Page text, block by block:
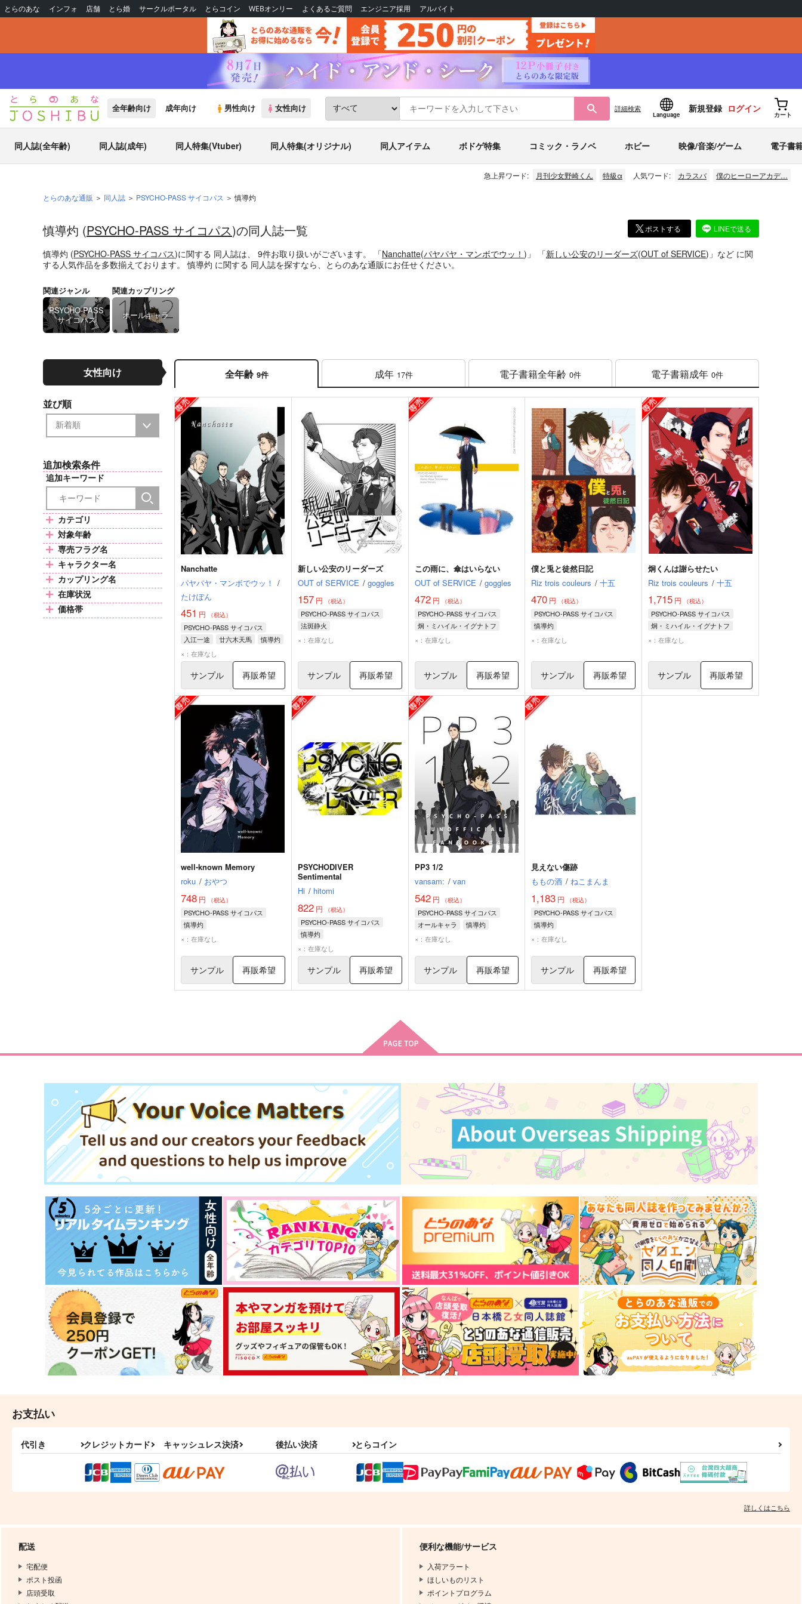
とらのあな インフォ 店舗 とら婚 サークルポータル とらコイン WEBオンリー よくあるご質問 エンジニア採用 アルバイト
全年齢向け 成年向け 男性向け 女性向け 詳細検索
Language
新規登録 ログイン
カート
同人誌(全年齢) 同人誌(成年) 同人特集(Vtuber) 同人特集(オリジナル) 同人アイテム ボドゲ特集 コミック・ラノベ ホビー 映像/音楽/ゲーム 電子書
急上昇ワード: 月刊少女野崎くん 特級α 人気ワード: カラスバ 僕のヒーローアカデ…
とらのあな通販 同人誌 PSYCHO-PASS サイコパス 慎導灼
ポストする LINEで送る
慎導灼 (PSYCHO-PASS サイコパス)の同人誌一覧
慎導灼 (PSYCHO-PASS サイコパス)に関する 同人誌は、 9件お取り扱いがございます。 「Nanchatte(パヤパヤ・マンボでウッ！ )」 「新しい公安のリーダーズ(OUT of SERVICE)」 など に関
する人気作品を多数揃えております。慎導灼 に関する 同人誌を探すなら、とらのあな通販にお任せください。
関連ジャンル
PSYCHO-PASS
サイコパス
関連カップリング
オールキャラ
女性向け
並び順
追加検索条件
追加キーワード
カテゴリ
対象年齢
専売フラグ名
キャラクター名
カップリング名
在庫状況
価格帯
全年齢 9件 成年 17件 電子書籍全年齢 0件 電子書籍成年 0件
Nanchatte
パヤパヤ・マンボでウッ！ /
たけぽん
451 円 （税込）
PSYCHO-PASS サイコパス
入江一途
廿六木天馬
慎導灼
×：在庫なし
サンプル 再販希望
新しい公安のリーダーズ
OUT of SERVICE / goggles
157円 （税込）
PSYCHO-PASS サイコパス
法斑静火
炯・ミハイル・イグナトフ
×：在庫なし
サンプル 再販希望
この雨に、傘はいらない
OUT of SERVICE / goggles
472円 （税込）
PSYCHO-PASS サイコパス
炯・ミハイル・イグナトフ
慎導灼
×：在庫なし
サンプル 再販希望
僕と兎と徒然日記
Riz trois couleurs / 十五
470 円 （税込）
PSYCHO-PASS サイコパス
慎導灼
炯・ミハイル・イグナトフ
×：在庫なし
サンプル 再販希望
炯くんは謝らせたい
Riz trois couleurs / 十五
1,715 円 （税込）
PSYCHO-PASS サイコパス
炯・ミハイル・イグナトフ
慎導灼
法斑静火
×：在庫なし
サンプル 再販希望
well-known Memory
roku / おやつ
748 円 （税込）
PSYCHO-PASS サイコパス
慎導灼
炯・ミハイル・イグナトフ
×：在庫なし
サンプル 再販希望
PSYCHODIVER
Sentimental
Hi / hitomi
822円 （税込）
PSYCHO-PASS サイコパス
慎導灼
炯・ミハイル・イグナトフ
×：在庫なし
サンプル 再販希望
PP3 1/2
vansam: / van
542円 （税込）
PSYCHO-PASS サイコパス
オールキャラ
慎導灼
炯・ミハイル・イグナトフ
×：在庫なし
サンプル 再販希望
見えない傷跡
ももの酒 / ねこまんま
1,183 円 （税込）
PSYCHO-PASS サイコパス
慎導灼
炯・ミハイル・イグナトフ
×：在庫なし
サンプル 再販希望
お支払い
代引き クレジットカード キャッシュレス決済 後払い決済 とらコイン
詳しくはこちら
配送
宅配便
ポスト投函
店頭受取
便利な機能/サービス
入荷アラート
ほしいものリスト
ポイントプログラム